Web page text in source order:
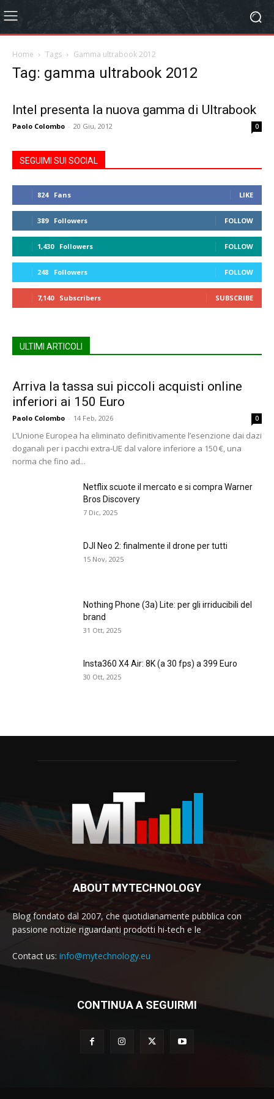
Home Tags Gamma ultrabook 2012
Tag: gamma ultrabook 2012
Intel presenta la nuova gamma di Ultrabook
Paolo Colombo - 20 Giu, 2012 0
SEGUIMI SUI SOCIAL
824 Fans LIKE
389 Followers FOLLOW
1,430 Followers FOLLOW
248 Followers FOLLOW
7,140 Subscribers SUBSCRIBE
ULTIMI ARTICOLI
Arriva la tassa sui piccoli acquisti online
inferiori ai 150 Euro
Paolo Colombo - 14 Feb, 2026 0
L’Unione Europea ha eliminato definitivamente l’esenzione dai dazi
doganali per i pacchi extra-UE dal valore inferiore a 150 €, una
norma che fino ad...
Netflix scuote il mercato e si compra Warner
Bros Discovery
7 Dic, 2025
DJI Neo 2: finalmente il drone per tutti
15 Nov, 2025
Nothing Phone (3a) Lite: per gli irriducibili del
brand
31 Ott, 2025
Insta360 X4 Air: 8K (a 30 fps) a 399 Euro
30 Ott, 2025
ABOUT MYTECHNOLOGY
Blog fondato dal 2007, che quotidianamente pubblica con
passione notizie riguardanti prodotti hi-tech e le
Contact us: info@mytechnology.eu
CONTINUA A SEGUIRMI